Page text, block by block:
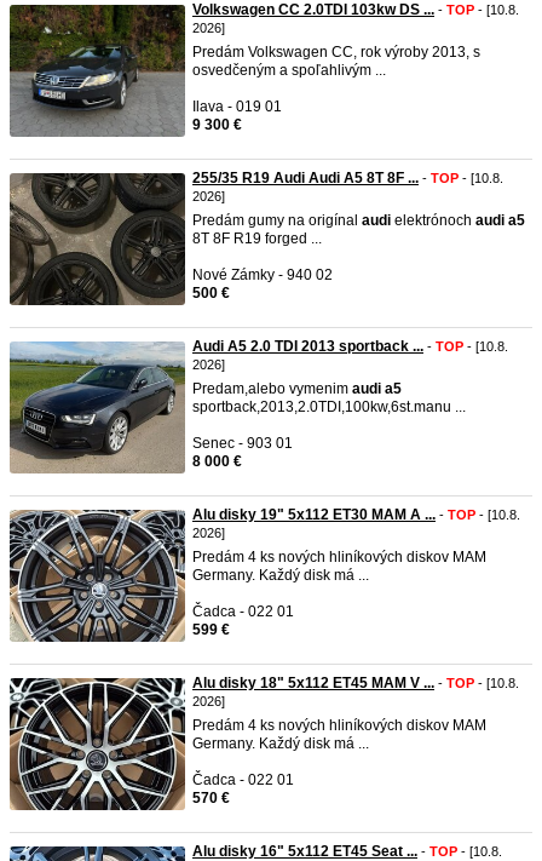
Volkswagen CC 2.0TDI 103kw DS ... - TOP - [10.8.
2026]
Predám Volkswagen CC, rok výroby 2013, s
osvedčeným a spoľahlivým ...
Ilava - 019 01
9 300 €
255/35 R19 Audi Audi A5 8T 8F ... - TOP - [10.8.
2026]
Predám gumy na origínal audi elektrónoch audi a5
8T 8F R19 forged ...
Nové Zámky - 940 02
500 €
Audi A5 2.0 TDI 2013 sportback ... - TOP - [10.8.
2026]
Predam,alebo vymenim audi a5
sportback,2013,2.0TDI,100kw,6st.manu ...
Senec - 903 01
8 000 €
Alu disky 19" 5x112 ET30 MAM A ... - TOP - [10.8.
2026]
Predám 4 ks nových hliníkových diskov MAM
Germany. Každý disk má ...
Čadca - 022 01
599 €
Alu disky 18" 5x112 ET45 MAM V ... - TOP - [10.8.
2026]
Predám 4 ks nových hliníkových diskov MAM
Germany. Každý disk má ...
Čadca - 022 01
570 €
Alu disky 16" 5x112 ET45 Seat ... - TOP - [10.8.